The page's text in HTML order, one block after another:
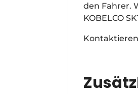
den Fahrer.
KOBELCO